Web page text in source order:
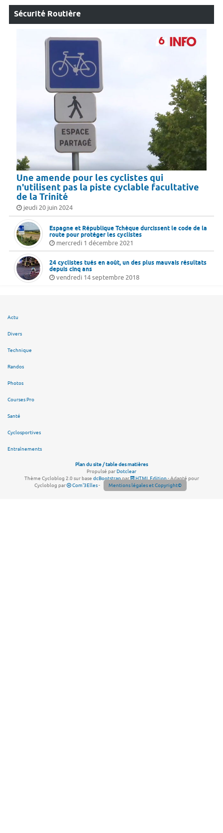
Sécurité Routière
Une amende pour les cyclistes qui
n'utilisent pas la piste cyclable facultative
de la Trinité
jeudi 20 juin 2024
Espagne et République Tchèque durcissent le code de la
route pour protéger les cyclistes
mercredi 1 décembre 2021
24 cyclistes tués en août, un des plus mauvais résultats
depuis cinq ans
vendredi 14 septembre 2018
Actu
Divers
Technique
Randos
Photos
Courses Pro
Santé
Cyclosportives
Entraînements
Plan du site / table des matières
Propulsé parDotclear
Thème Cycloblog 2.0 sur base dcBootstrappar HTML Edition - Adapté pour
Cycloblog par
Com'3Elles- Mentions légales et Copyright©